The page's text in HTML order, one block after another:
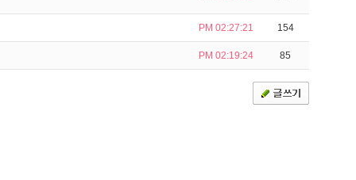
PM 02:27:21 154
PM 02:19:24 85